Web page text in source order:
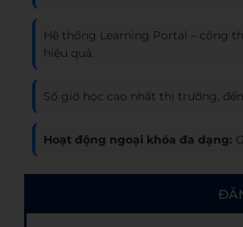
Hệ thống Learning Portal – cổng
hiệu quả.
Số giờ học cao nhất thị trường,
Hoạt động ngoại khóa đa dạng: